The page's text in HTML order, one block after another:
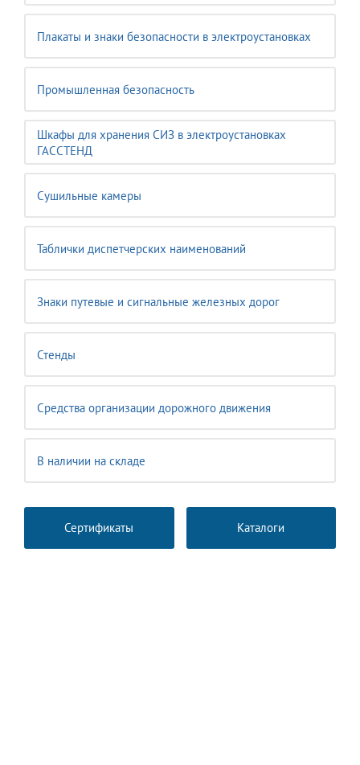
Плакаты и знаки безопасности в электроустановках
Промышленная безопасность
Шкафы для хранения СИЗ в электроустановках
ГАССТЕНД
Сушильные камеры
Таблички диспетчерских наименований
Знаки путевые и сигнальные железных дорог
Стенды
Средства организации дорожного движения
В наличии на складе
Сертификаты Каталоги